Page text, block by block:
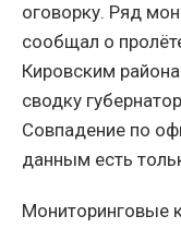
оговорку. Ряд
сообщал о
Кировским
сводку
Совпадение по
данным есть
Мониторинговые